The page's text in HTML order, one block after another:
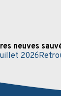
neuves
2026